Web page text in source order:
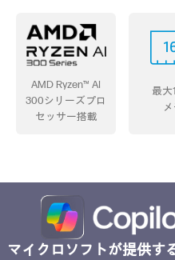
AMD Ryzen™AI
300シリーズプロ
セッサー搭載
最大
マイクロソフトが提供す